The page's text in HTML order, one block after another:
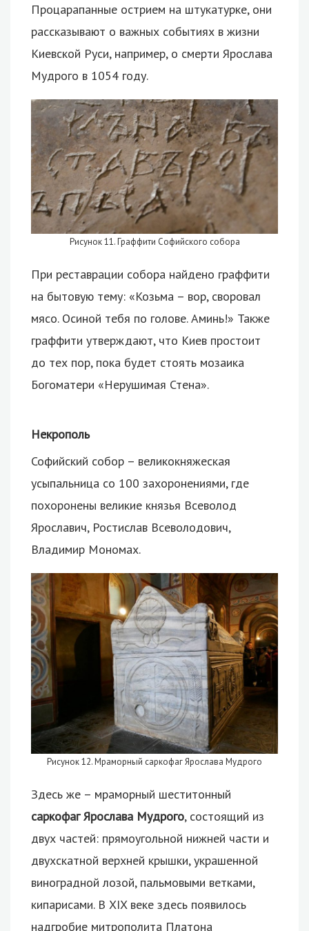
Процарапанные острием на штукатурке, они
рассказывают о важных событиях в жизни
Киевской Руси, например, о смерти Ярослава
Мудрого в 1054 году.
Рисунок 11. Граффити Софийского собора
При реставрации собора найдено граффити
на бытовую тему: «Козьма – вор, своровал
мясо. Осиной тебя по голове. Аминь!» Также
граффити утверждают, что Киев простоит
до тех пор, пока будет стоять мозаика
Богоматери «Нерушимая Стена».
Некрополь
Софийский собор – великокняжеская
усыпальница со 100 захоронениями, где
похоронены великие князья Всеволод
Ярославич, Ростислав Всеволодович,
Владимир Мономах.
Рисунок 12. Мраморный саркофаг Ярослава Мудрого
Здесь же – мраморный шеститонный
саркофаг Ярослава Мудрого, состоящий из
двух частей: прямоугольной нижней части и
двухскатной верхней крышки, украшенной
виноградной лозой, пальмовыми ветками,
кипарисами. В XIX веке здесь появилось
надгробие митрополита Платона